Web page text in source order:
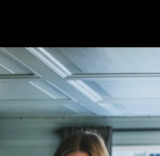
Kontakt &
Sprache/
Select